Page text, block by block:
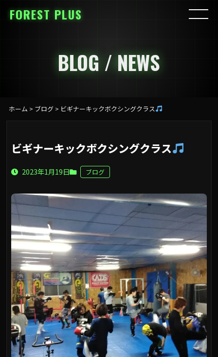
FOREST PLUS
BLOG / NEWS
ホーム > ブログ> ビギナーキックボクシングクラス
ビギナーキックボクシングクラス
2023年1月19日 ブログ